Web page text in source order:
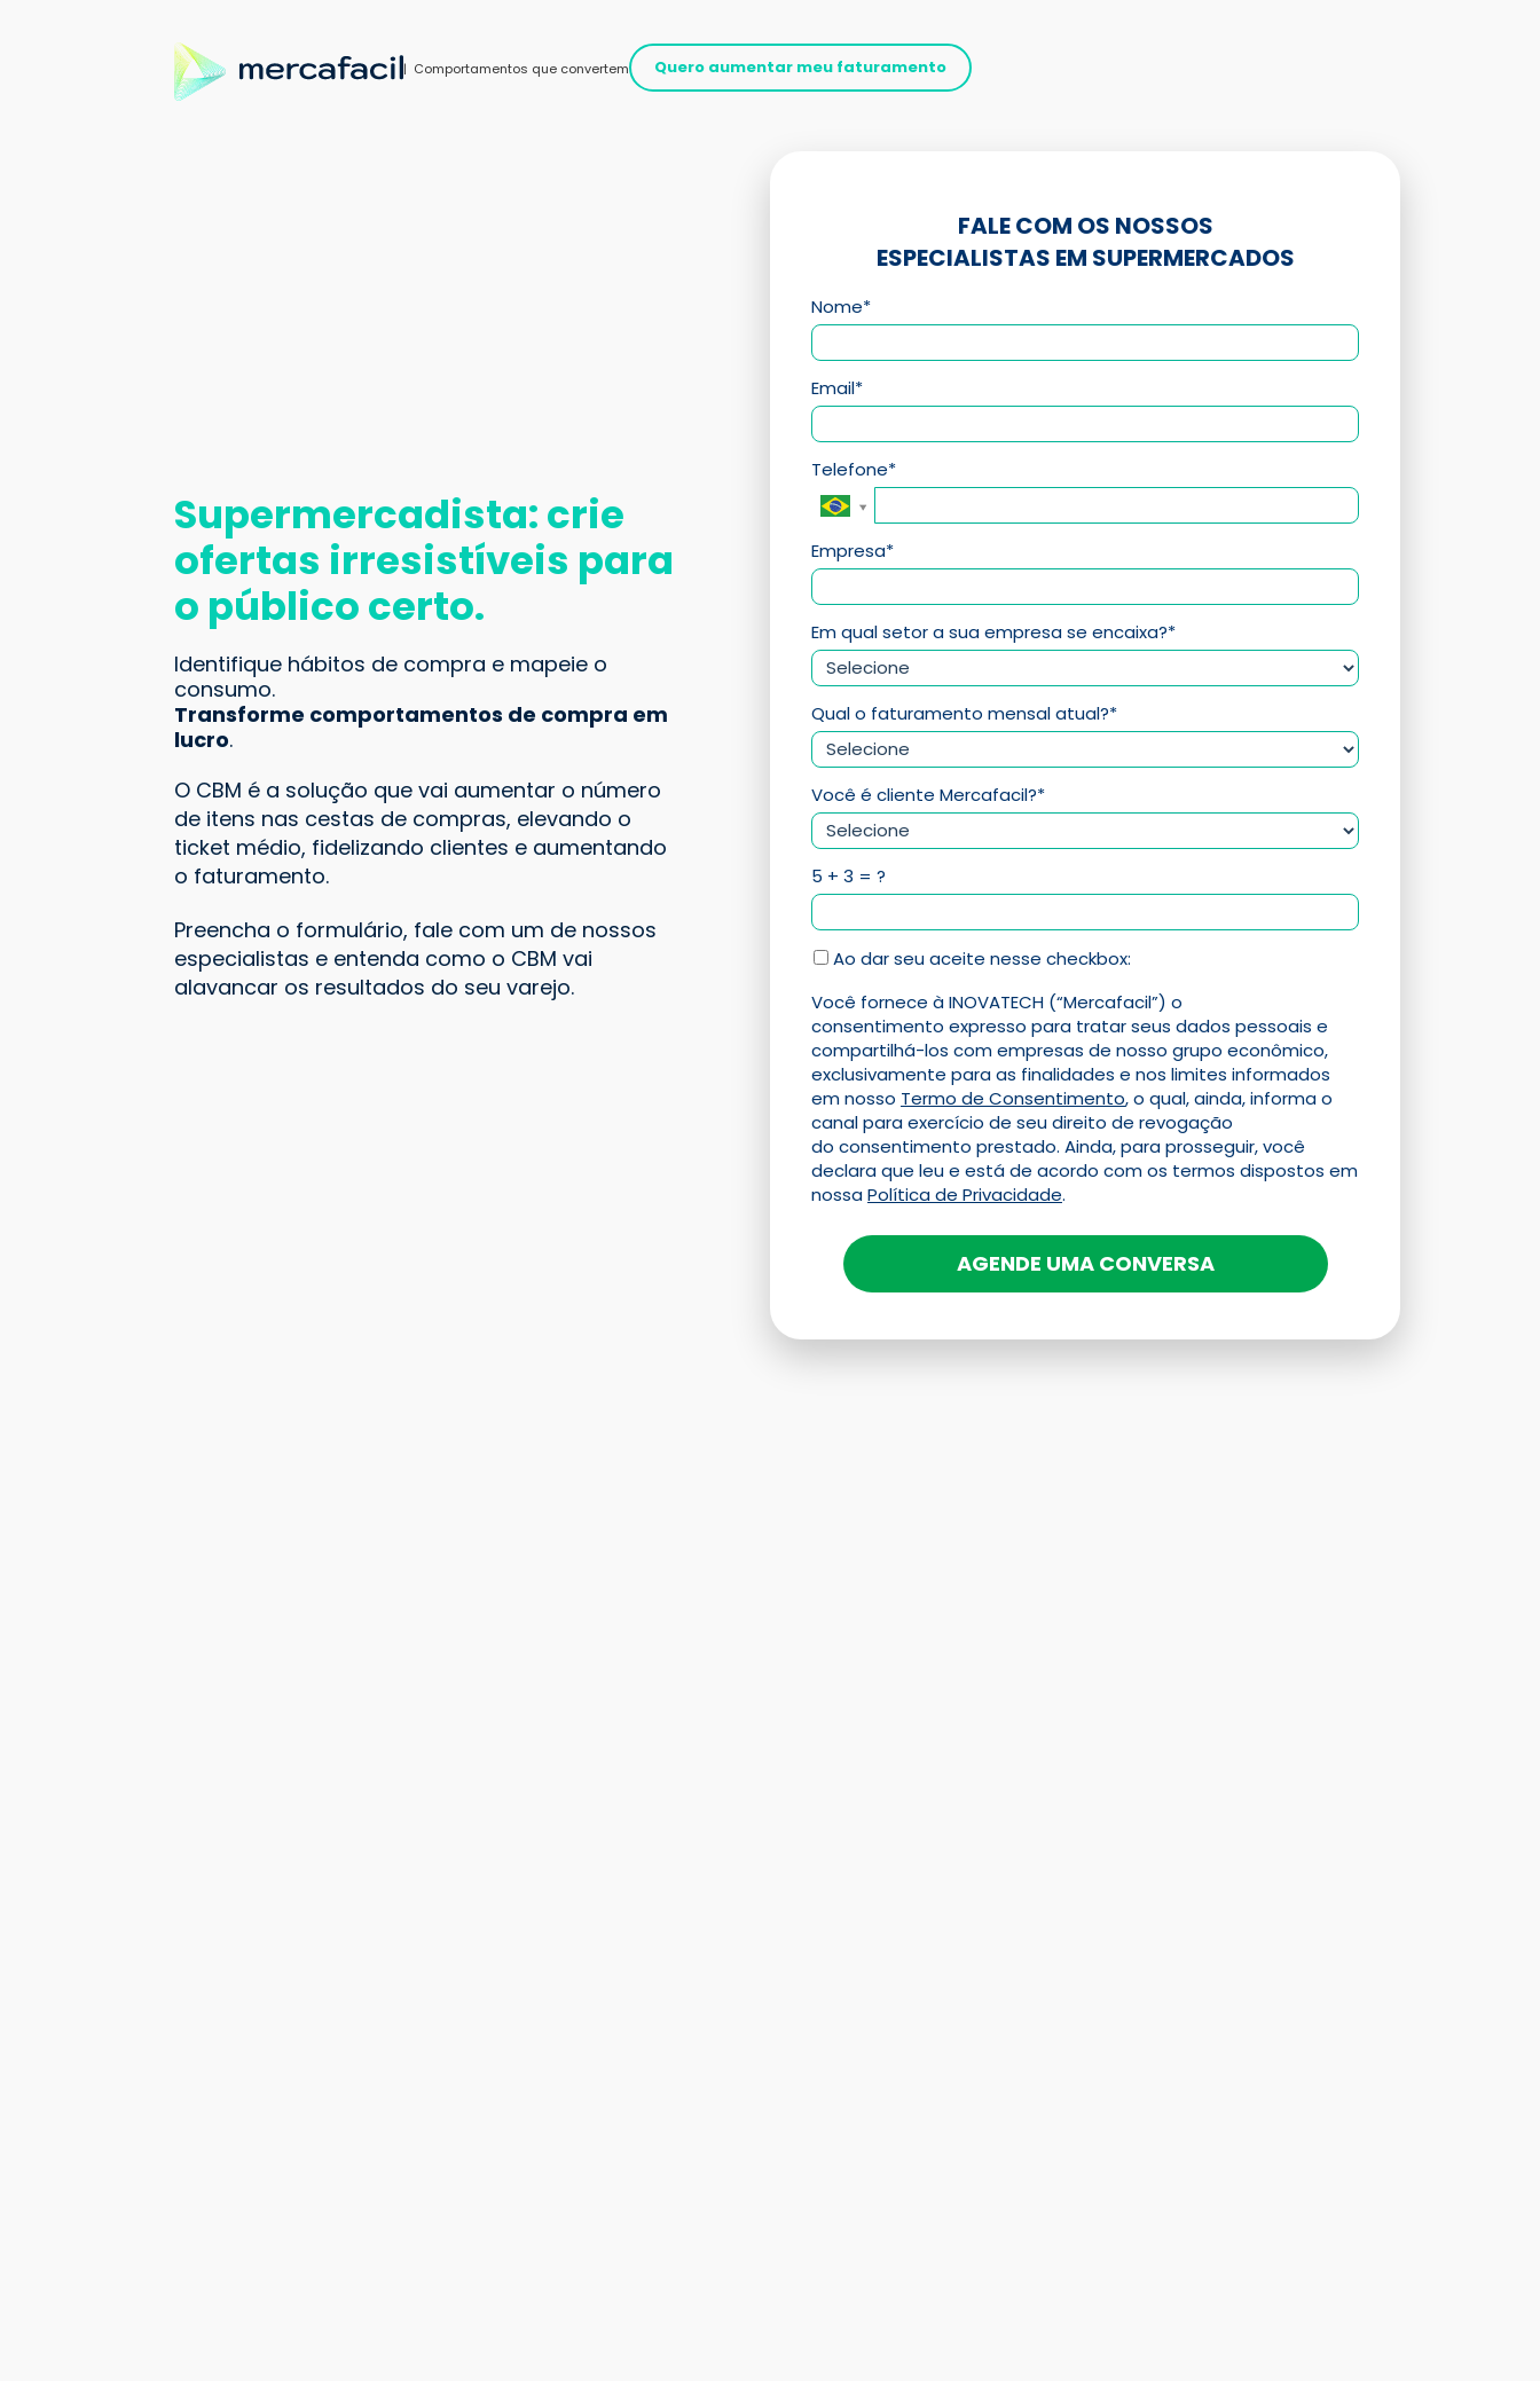
| Comportamentos que convertem Quero aumentar meu faturamento
Supermercadista: crie
ofertas irresistíveis para
o público certo.
Identifique hábitos de compra e mapeie o
consumo.
Transforme comportamentos de compra em
lucro.
O CBM é a solução que vai aumentar o número
de itens nas cestas de compras, elevando o
ticket médio, fidelizando clientes e aumentando
o faturamento.
Preencha o formulário, fale com um de nossos
especialistas e entenda como o CBM vai
alavancar os resultados do seu varejo.
FALE COM OS NOSSOS
ESPECIALISTAS EM SUPERMERCADOS
Nome*
Email*
Telefone*
Empresa*
Em qual setor a sua empresa se encaixa?*
Qual o faturamento mensal atual?*
Você é cliente Mercafacil?*
5 + 3 = ?
Ao dar seu aceite nesse checkbox:
Você fornece à INOVATECH (“Mercafacil”) o
consentimento expresso para tratar seus dados pessoais e
compartilhá-los com empresas de nosso grupo econômico,
exclusivamente para as finalidades e nos limites informados
em nosso Termo de Consentimento, o qual, ainda, informa o
canal para exercício de seu direito de revogação
do consentimento prestado. Ainda, para prosseguir, você
declara que leu e está de acordo com os termos dispostos em
nossaPolítica de Privacidade.
AGENDE UMA CONVERSA